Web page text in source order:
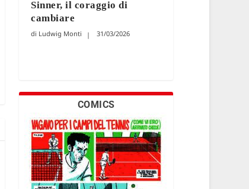
Sinner, il coraggio di
cambiare
Ludwig Monti 31/03/2026
COMICS